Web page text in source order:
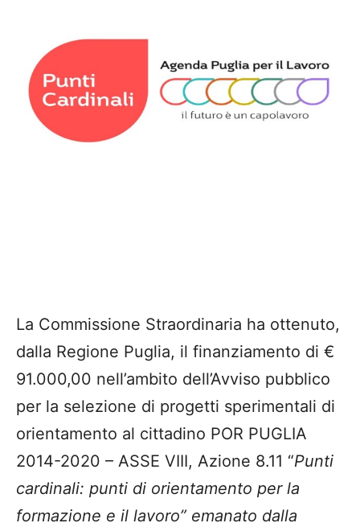
La Commissione Straordinaria ha ottenuto,
dalla Regione Puglia, il finanziamento di €
91.000,00 nell’ambito dell’Avviso pubblico
per la selezione di progetti sperimentali di
orientamento al cittadino POR PUGLIA
2014-2020 – ASSE VIII, Azione 8.11 “Punti
cardinali: punti di orientamento per la
formazione e il lavoro” emanato dalla